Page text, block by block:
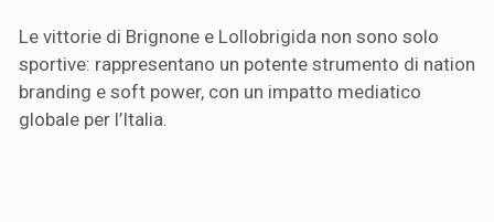
Le vittorie di Brignone e Lollobrigida non sono solo
sportive: rappresentano un potente strumento di nation
branding e soft power, con un impatto mediatico
globale per l’Italia.